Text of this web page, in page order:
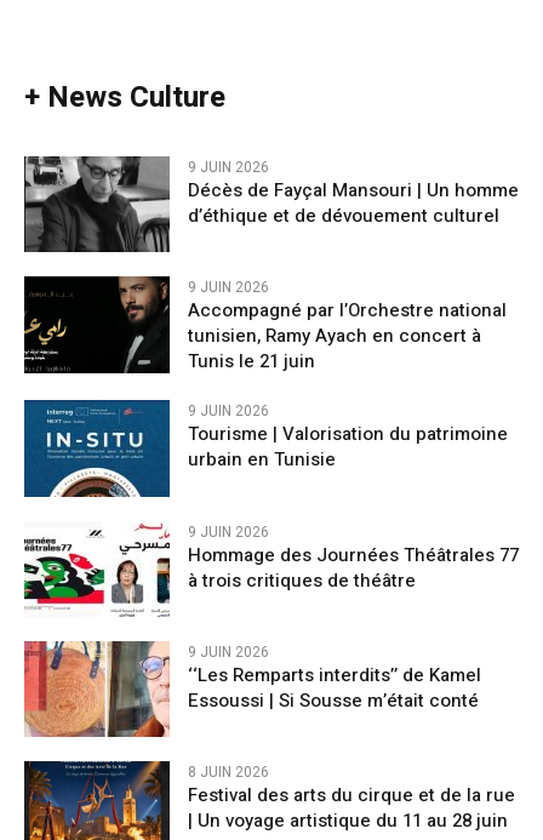
+ News Culture
9 JUIN 2026
Décès de Fayçal Mansouri | Un homme
d’éthique et de dévouement culturel
9 JUIN 2026
Accompagné par l’Orchestre national
tunisien, Ramy Ayach en concert à
Tunis le 21 juin
9 JUIN 2026
Tourisme | Valorisation du patrimoine
urbain en Tunisie
9 JUIN 2026
Hommage des Journées Théâtrales 77
à trois critiques de théâtre
9 JUIN 2026
‘‘Les Remparts interdits’’ de Kamel
Essoussi | Si Sousse m’était conté
8 JUIN 2026
Festival des arts du cirque et de la rue
| Un voyage artistique du 11 au 28 juin